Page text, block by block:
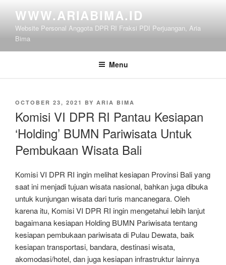
content
WWW.ARIABIMA.ID
Website Personal Anggota DPR RI Fraksi PDI Perjuangan, Aria
Bima
Menu
POSTED
OCTOBER 23, 2021 BY ARIA BIMA
Komisi VI DPR RI Pantau Kesiapan
‘Holding’ BUMN Pariwisata Untuk
Pembukaan Wisata Bali
Komisi VI DPR RI ingin melihat kesiapan Provinsi Bali yang
saat ini menjadi tujuan wisata nasional, bahkan juga dibuka
untuk kunjungan wisata dari turis mancanegara. Oleh
karena itu, Komisi VI DPR RI ingin mengetahui lebih lanjut
bagaimana kesiapan Holding BUMN Pariwisata tentang
kesiapan pembukaan pariwisata di Pulau Dewata, baik
kesiapan transportasi, bandara, destinasi wisata,
akomodasi/hotel, dan juga kesiapan infrastruktur lainnya